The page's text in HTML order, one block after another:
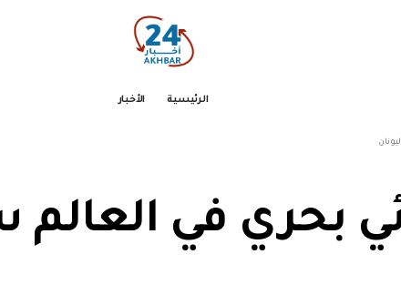
الرئيسية الأخبار
بحري في